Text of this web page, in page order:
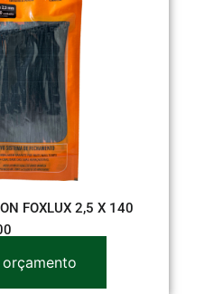
FOXLUX 2,5 X 140